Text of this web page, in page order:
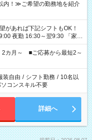
内！≫ご希望の勤務地を紹介
勤 16:30～翌9:30 「家族
って夕飯の準備がしたい」
ど、ご希望を教えてください
合計で週40時間を超える場
2カ月～ ■ご応募から最短2～
装自由 / シフト勤務 / 10名以
コンスキル不要
詳細へ